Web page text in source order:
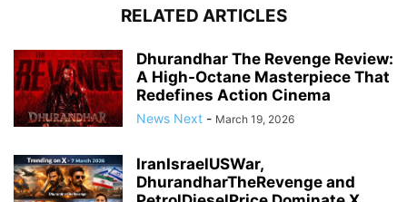
RELATED ARTICLES
Dhurandhar The Revenge Review:
A High-Octane Masterpiece That
Redefines Action Cinema
News Next - March 19, 2026
IranIsraelUSWar,
DhurandharTheRevenge and